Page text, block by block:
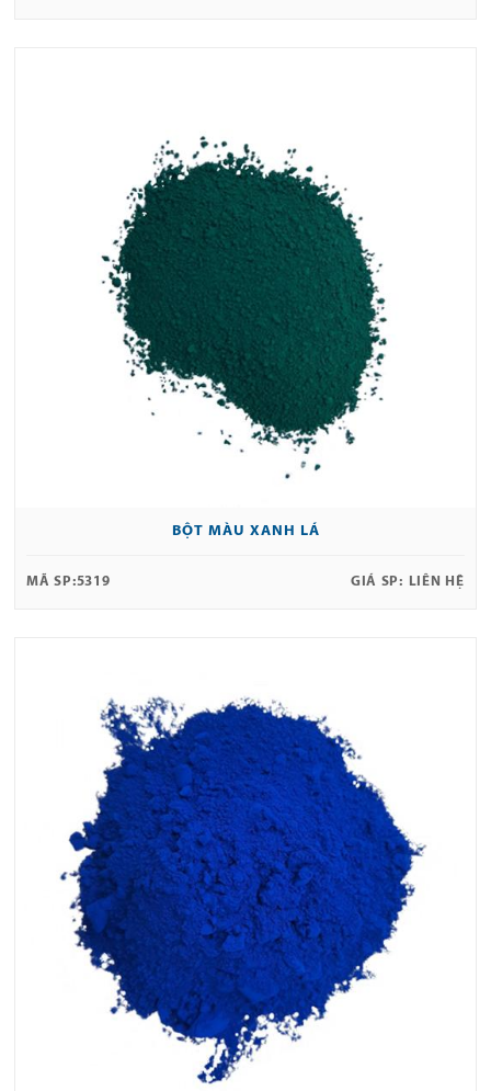
BỘT MÀU XANH LÁ
MÃ SP:5319 GIÁ SP: LIÊN HỆ